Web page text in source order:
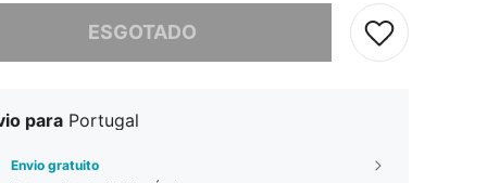
ESGOTADO
este produto está esgotado.
para Portugal
Envio gratuito